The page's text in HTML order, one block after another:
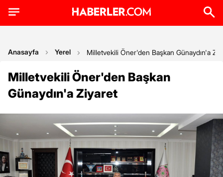
Anasayfa Yerel Milletvekili Öner'den Başkan Günaydın'a
Milletvekili Öner'den Başkan
Günaydın'a Ziyaret